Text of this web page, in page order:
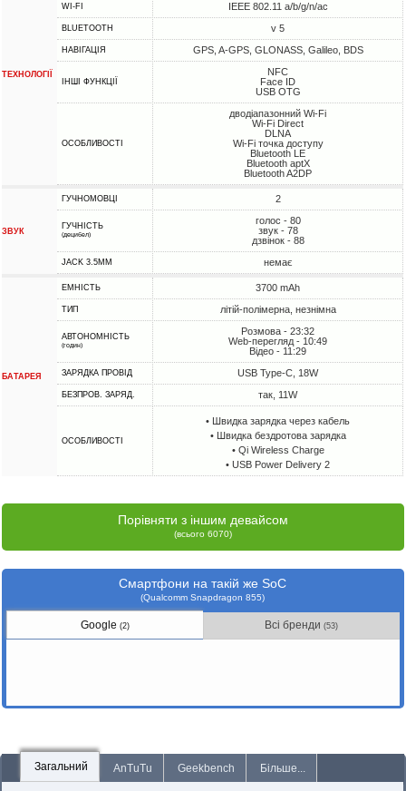
ТЕХНОЛОГІЇ
WI-FI IEEE 802.11 a/b/g/n/ac
BLUETOOTH v 5
НАВІГАЦІЯ GPS, A-GPS, GLONASS, Galileo, BDS
ІНШІ ФУНКЦІЇ
NFC
Face ID
USB OTG
ОСОБЛИВОСТІ
дводіапазонний Wi-Fi
Wi-Fi Direct
DLNA
Wi-Fi точка доступу
Bluetooth LE
Bluetooth aptX
Bluetooth A2DP
ЗВУК
ГУЧНОМОВЦІ 2
ГУЧНІСТЬ
(децибел)
голос - 80
звук - 78
дзвінок - 88
JACK 3.5MM немає
БАТАРЕЯ
ЕМНІСТЬ 3700 mAh
ТИП літій-полімерна, незнімна
АВТОНОМНІСТЬ
(годин)
Розмова - 23:32
Web-перегляд - 10:49
Відео - 11:29
ЗАРЯДКА ПРОВІД USB Type-C, 18W
БЕЗПРОВ. ЗАРЯД. так, 11W
ОСОБЛИВОСТІ
• Швидка зарядка через кабель
• Швидка бездротова зарядка
• Qi Wireless Charge
• USB Power Delivery 2
Порівняти з іншим девайсом
(всього 6070)
Смартфони на такій же SoC
(Qualcomm Snapdragon 855)
Google (2) Всі бренди(53)
Загальний AnTuTu Geekbench Більше...